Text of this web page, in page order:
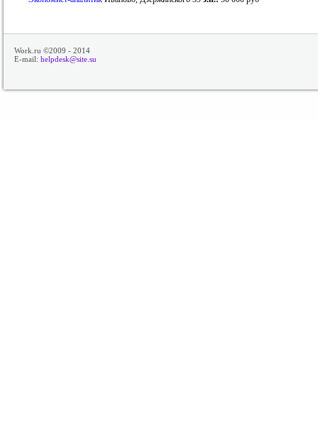
Work.ru ©2009 - 2014
E-mail: helpdesk@site.su